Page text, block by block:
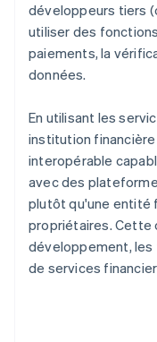
développeurs tiers
utiliser des
paiements, la
données.
En utilisant les
institution
interopérable
avec des
plutôt qu'une entité
propriétaires. Cette
développement,
de services